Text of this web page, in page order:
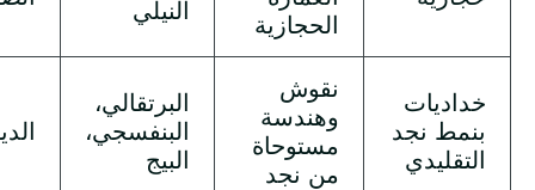
الحجازية
النيلي
خداديات
بنمط نجد
التقليدي
نقوش
وهندسة
مستوحاة
من نجد
البرتقالي،
البنفسجي،
البيج